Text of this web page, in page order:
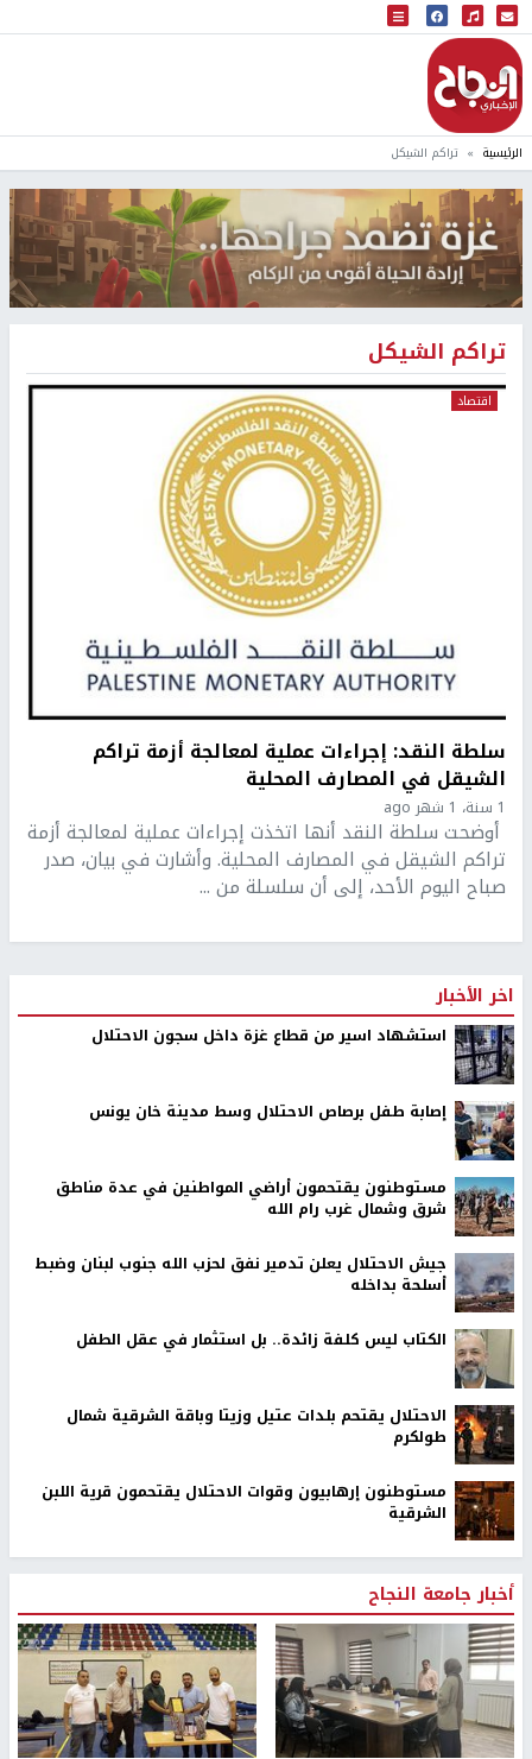
البث المباشر
إذاعة النجاح
الرئيسية تراكم الشيكل
تراكم الشيكل
اقتصاد
سلطة النقد: إجراءات عملية لمعالجة أزمة تراكم
الشيقل في المصارف المحلية
1 سنة، 1 شهر ago
أوضحت سلطة النقد أنها اتخذت إجراءات عملية لمعالجة أزمة
تراكم الشيقل في المصارف المحلية. وأشارت في بيان، صدر
صباح اليوم الأحد، إلى أن سلسلة من ...
اخر الأخبار
استشهاد اسير من قطاع غزة داخل سجون الاحتلال
إصابة طفل برصاص الاحتلال وسط مدينة خان يونس
مستوطنون يقتحمون أراضي المواطنين في عدة مناطق
شرق وشمال غرب رام الله
جيش الاحتلال يعلن تدمير نفق لحزب الله جنوب لبنان وضبط
أسلحة بداخله
الكتاب ليس كلفة زائدة.. بل استثمار في عقل الطفل
الاحتلال يقتحم بلدات عتيل وزيتا وباقة الشرقية شمال
طولكرم
مستوطنون إرهابيون وقوات الاحتلال يقتحمون قرية اللبن
الشرقية
أخبار جامعة النجاح